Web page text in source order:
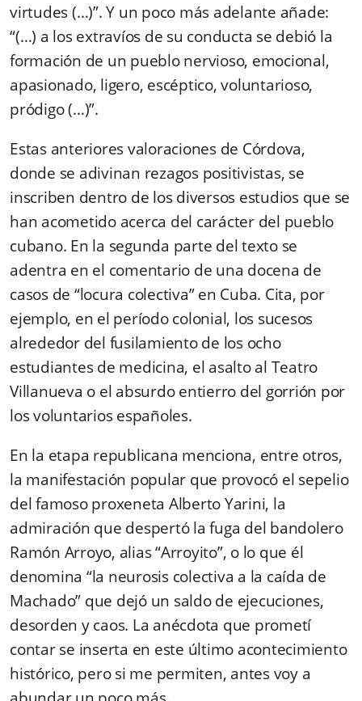
virtudes (…)”. Y un poco más adelante añade:
“(…) a los extravíos de su conducta se debió la
formación de un pueblo nervioso, emocional,
apasionado, ligero, escéptico, voluntarioso,
pródigo (…)”.
Estas anteriores valoraciones de Córdova,
donde se adivinan rezagos positivistas, se
inscriben dentro de los diversos estudios que se
han acometido acerca del carácter del pueblo
cubano. En la segunda parte del texto se
adentra en el comentario de una docena de
casos de “locura colectiva” en Cuba. Cita, por
ejemplo, en el período colonial, los sucesos
alrededor del fusilamiento de los ocho
estudiantes de medicina, el asalto al Teatro
Villanueva o el absurdo entierro del gorrión por
los voluntarios españoles.
En la etapa republicana menciona, entre otros,
la manifestación popular que provocó el sepelio
del famoso proxeneta Alberto Yarini, la
admiración que despertó la fuga del bandolero
Ramón Arroyo, alias “Arroyito”, o lo que él
denomina “la neurosis colectiva a la caída de
Machado” que dejó un saldo de ejecuciones,
desorden y caos. La anécdota que prometí
contar se inserta en este último acontecimiento
histórico, pero si me permiten, antes voy a